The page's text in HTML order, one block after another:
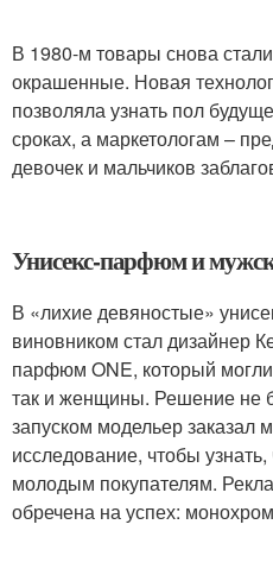
В 1980-м товары снова
окрашенные. Новая
позволяла узнать пол
сроках, а маркетологам –
девочек и мальчиков
Унисекс-парфюм и
В «лихие девяностые»
виновником стал дизайнер
парфюм ONE, который
так и женщины. Решение не
запуском модельер заказал
исследование, чтобы
молодым покупателям.
обречена на успех: